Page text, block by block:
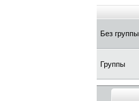
Без группы
Группы